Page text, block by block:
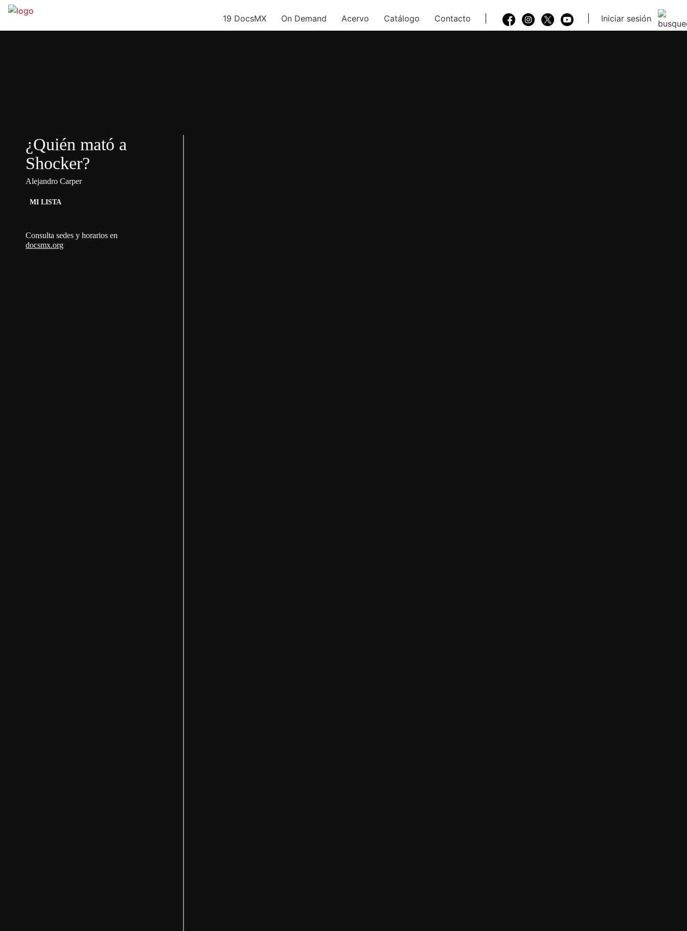
19 DocsMX On Demand Acervo Catálogo Contacto Iniciar sesión
¿Quién mató a
Shocker?
Alejandro Carper
MI LISTA
Consulta sedes y horarios en
docsmx.org